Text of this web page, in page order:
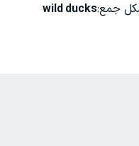
جمع:wild ducks